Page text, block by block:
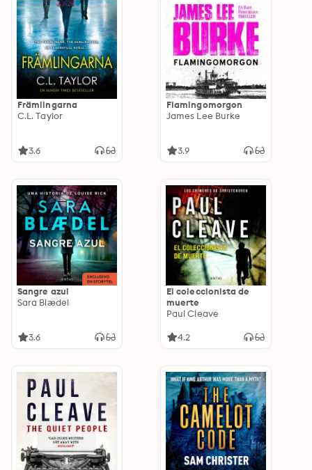
Främlingarna
C.L. Taylor
3.6
Flamingomorgon
James Lee Burke
3.9
Sangre azul
Sara Blædel
3.6
El coleccionista de
muerte
Paul Cleave
4.2